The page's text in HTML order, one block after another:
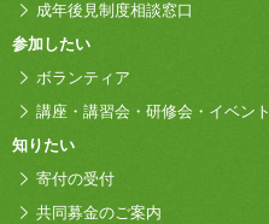
成年後見制度相談窓口
参加したい
ボランティア
講座・講習会・研修会・イベント
知りたい
寄付の受付
共同募金のご案内